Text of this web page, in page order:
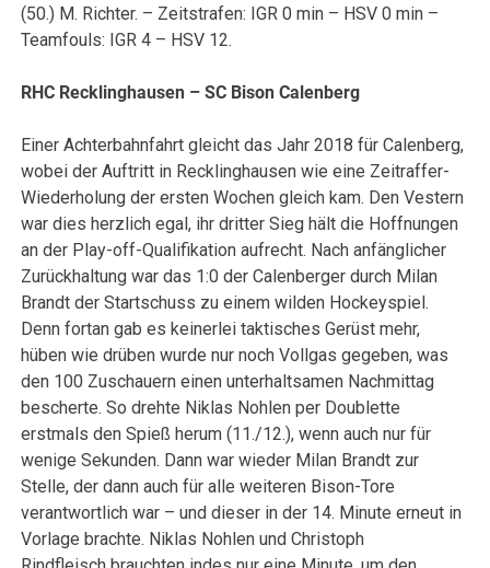
(50.) M. Richter. – Zeitstrafen: IGR 0 min – HSV 0 min –
Teamfouls: IGR 4 – HSV 12.
RHC Recklinghausen – SC Bison Calenberg
Einer Achterbahnfahrt gleicht das Jahr 2018 für Calenberg,
wobei der Auftritt in Recklinghausen wie eine Zeitraffer-
Wiederholung der ersten Wochen gleich kam. Den Vestern
war dies herzlich egal, ihr dritter Sieg hält die Hoffnungen
an der Play-off-Qualifikation aufrecht. Nach anfänglicher
Zurückhaltung war das 1:0 der Calenberger durch Milan
Brandt der Startschuss zu einem wilden Hockeyspiel.
Denn fortan gab es keinerlei taktisches Gerüst mehr,
hüben wie drüben wurde nur noch Vollgas gegeben, was
den 100 Zuschauern einen unterhaltsamen Nachmittag
bescherte. So drehte Niklas Nohlen per Doublette
erstmals den Spieß herum (11./12.), wenn auch nur für
wenige Sekunden. Dann war wieder Milan Brandt zur
Stelle, der dann auch für alle weiteren Bison-Tore
verantwortlich war – und dieser in der 14. Minute erneut in
Vorlage brachte. Niklas Nohlen und Christoph